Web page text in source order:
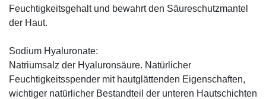
Feuchtigkeitsgehalt und bewahrt den Säureschutzmantel
der Haut.
Sodium Hyaluronate:
Natriumsalz der Hyaluronsäure. Natürlicher
Feuchtigkeitsspender mit hautglättenden Eigenschaften,
wichtiger natürlicher Bestandteil der unteren Hautschichten